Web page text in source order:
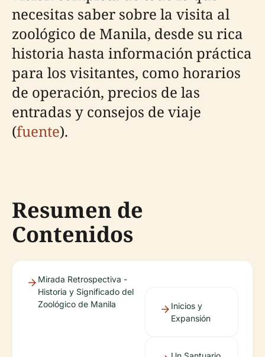
necesitas saber sobre la visita al
zoológico de Manila, desde su rica
historia hasta información práctica
para los visitantes, como horarios
de operación, precios de las
entradas y consejos de viaje
(fuente).
Resumen de
Contenidos
Mirada Retrospectiva -
Historia y Significado del
Zoológico de Manila
Inicios y
Expansión